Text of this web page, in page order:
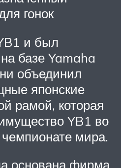
гонок
и был
базе Yamaha
объединил
японские
рамой, которая
YB1 во
мира.
основана фирма